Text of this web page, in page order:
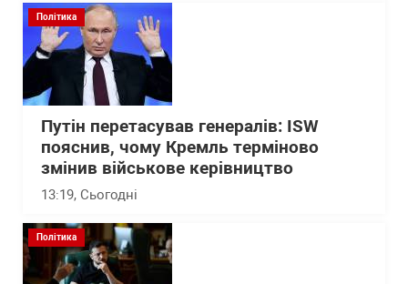
Політика
Путін перетасував генералів: ISW
пояснив, чому Кремль терміново
змінив військове керівництво
13:19, Сьогодні
Політика